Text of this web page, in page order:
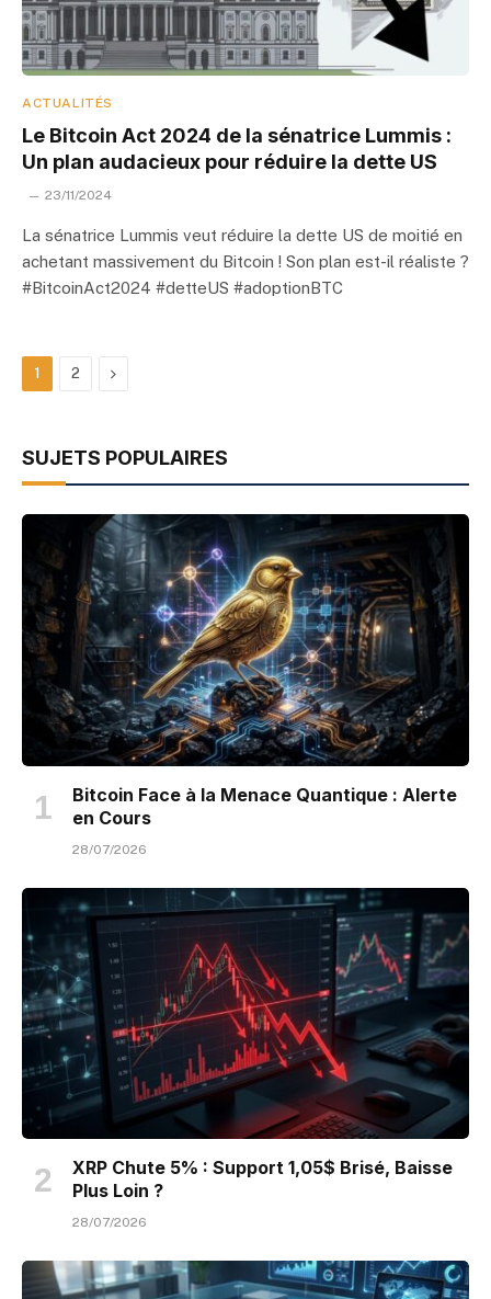
ACTUALITÉS
Le Bitcoin Act 2024 de la sénatrice Lummis :
Un plan audacieux pour réduire la dette US
23/11/2024
La sénatrice Lummis veut réduire la dette US de moitié en
achetant massivement du Bitcoin ! Son plan est-il réaliste ?
#BitcoinAct2024 #detteUS #adoptionBTC
1 2 Next
SUJETS POPULAIRES
Bitcoin Face à la Menace Quantique : Alerte
en Cours
28/07/2026
XRP Chute 5% : Support 1,05$ Brisé, Baisse
Plus Loin ?
28/07/2026